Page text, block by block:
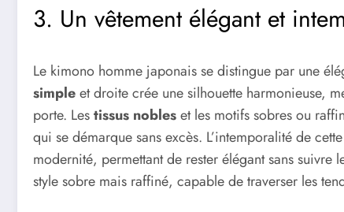
3. Un vêtement élégant et
Le kimono homme japonais se distingue par une
simpleet droite crée une silhouette harmonieuse,
porte. Lestissus nobleset les motifs sobres ou
qui se démarque sans excès. L’intemporalité de
modernité, permettant de rester élégant sans suivre
style sobre mais raffiné, capable de traverser les